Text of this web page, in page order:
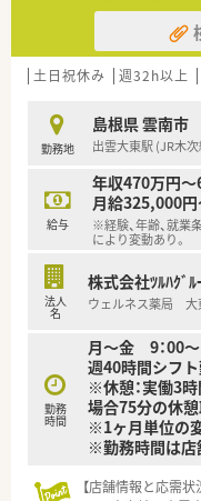
土日祝休み 週32h以上
勤務地
島根県 雲南市
出雲大東駅 (JR木
給与
年収470万円～
月給325,000
※経験、年齢、就業
により変動あり。
法人
名
株式会社ﾂﾙﾊｸﾞ
ウェルネス薬局 大
勤務
時間
月～金 9：00～
週40時間シフ
※休憩：実働3
場合75分の休
※1ヶ月単位の
※勤務時間は店
【店舗情報と応需状